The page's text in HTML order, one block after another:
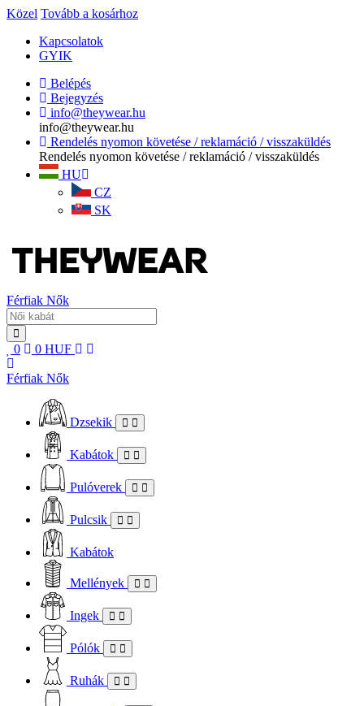
Közel Tovább a kosárhoz
Kapcsolatok
GYIK
Belépés
Bejegyzés
info@theywear.hu
info@theywear.hu
Rendelés nyomon követése / reklamáció / visszaküldés
Rendelés nyomon követése / reklamáció / visszaküldés
HU
CZ
SK
Férfiak Nők
0 0 HUF
Férfiak Nők
Dzsekik
Kabátok
Pulóverek
Pulcsik
Kabátok
Mellények
Ingek
Pólók
Ruhák